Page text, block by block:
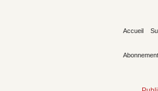
Accueil